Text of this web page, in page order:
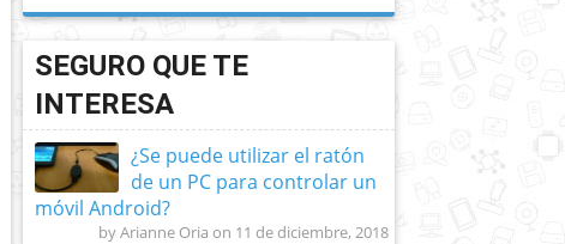
SEGURO QUE TE
INTERESA
¿Se puede utilizar el ratón
de un PC para controlar un
móvil Android?
by Arianne Oria on 11 de diciembre, 2018